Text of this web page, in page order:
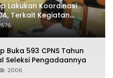
Lakukan Koordinasi
Terkait Kegiatan
Tanah dan Ekonomi
Buka 593 CPNS Tahun
Seleksi Pengadaannya
2006